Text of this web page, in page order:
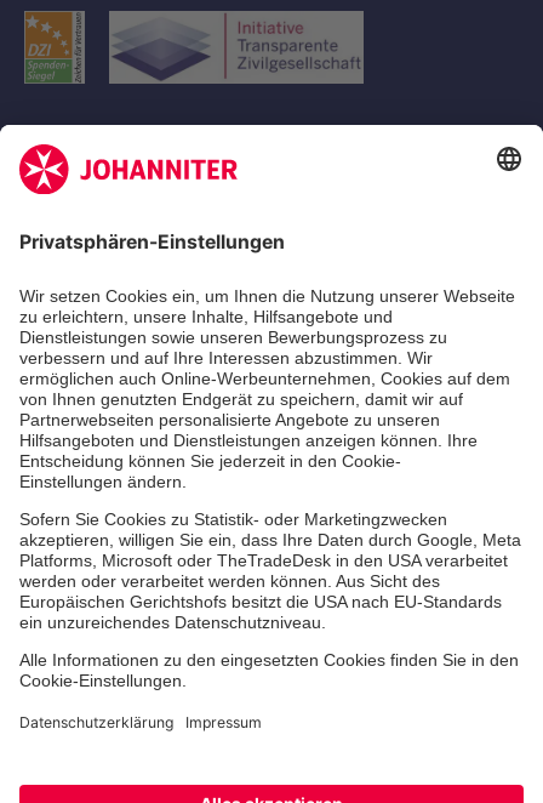
Erste-Hilfe-Kurse
Jobs
Ehrenamt
Freiwilligendienst
Johanniter-Jugend
Spendenprojekte
Kindertagesstätten
Einrichtungen